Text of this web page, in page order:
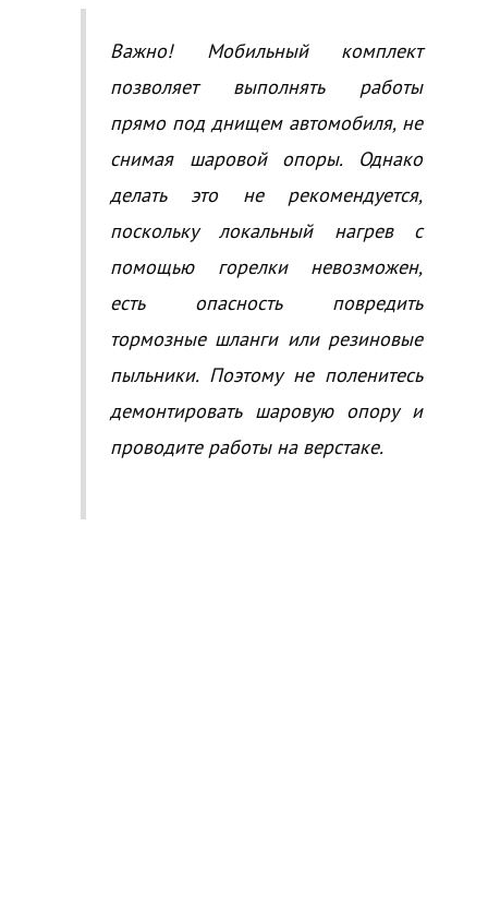
Важно! Мобильный комплект
позволяет выполнять работы
прямо под днищем автомобиля, не
снимая шаровой опоры. Однако
делать это не рекомендуется,
поскольку локальный нагрев с
помощью горелки невозможен,
есть опасность повредить
тормозные шланги или резиновые
пыльники. Поэтому не поленитесь
демонтировать шаровую опору и
проводите работы на верстаке.